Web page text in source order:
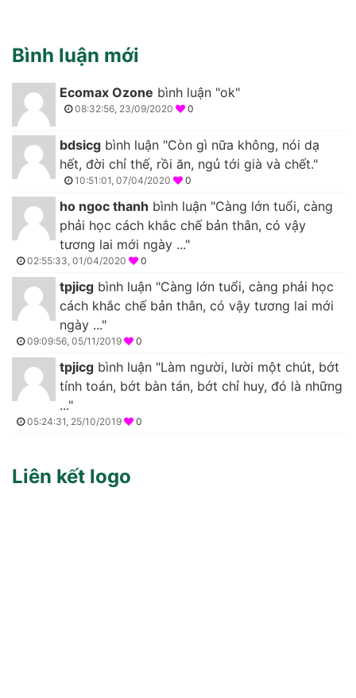
Bình luận mới
Ecomax Ozone bình luận "ok"
08:32:56, 23/09/2020 0
bdsicg bình luận "Còn gì nữa không, nói dạ
hết, đời chỉ thế, rồi ăn, ngủ tới già và chết."
10:51:01, 07/04/2020 0
ho ngoc thanh bình luận "Càng lớn tuổi, càng
phải học cách khắc chế bản thân, có vậy
tương lai mới ngày ..."
02:55:33, 01/04/2020 0
tpjicg bình luận "Càng lớn tuổi, càng phải học
cách khắc chế bản thân, có vậy tương lai mới
ngày ..."
09:09:56, 05/11/2019 0
tpjicg bình luận "Làm người, lười một chút, bớt
tính toán, bớt bàn tán, bớt chỉ huy, đó là những
..."
05:24:31, 25/10/2019 0
Liên kết logo